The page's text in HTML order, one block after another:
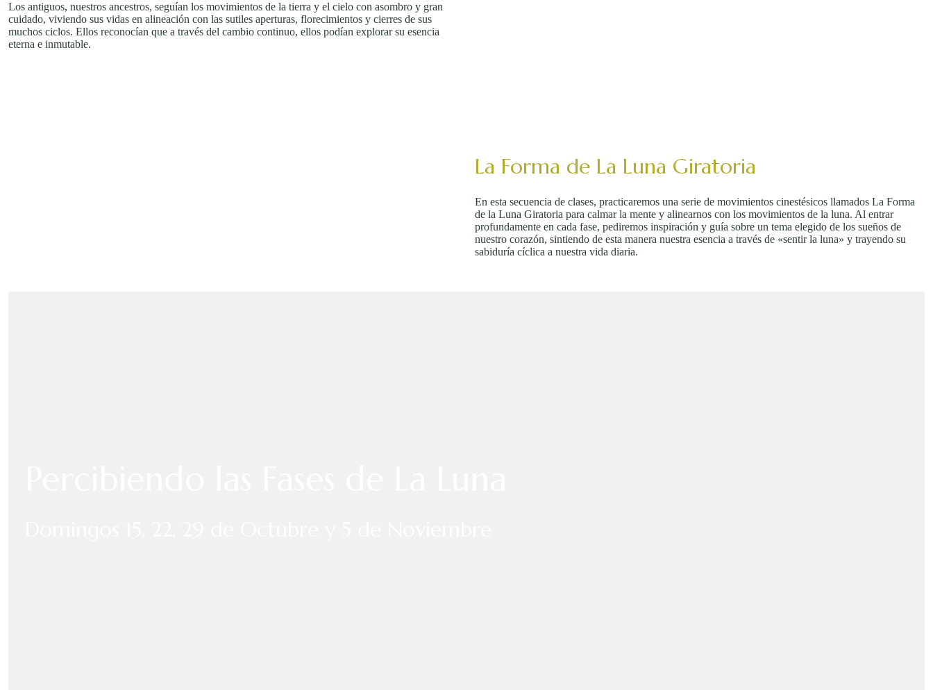
Los antiguos, nuestros ancestros, seguían los movimientos de la tierra y el cielo con asombro y gran
cuidado, viviendo sus vidas en alineación con las sutiles aperturas, florecimientos y cierres de sus
muchos ciclos. Ellos reconocían que a través del cambio continuo, ellos podían explorar su esencia
eterna e inmutable.
La Forma de La Luna Giratoria
En esta secuencia de clases, practicaremos una serie de movimientos cinestésicos llamados La Forma
de la Luna Giratoria para calmar la mente y alinearnos con los movimientos de la luna. Al entrar
profundamente en cada fase, pediremos inspiración y guía sobre un tema elegido de los sueños de
nuestro corazón, sintiendo de esta manera nuestra esencia a través de «sentir la luna» y trayendo su
sabiduría cíclica a nuestra vida diaria.